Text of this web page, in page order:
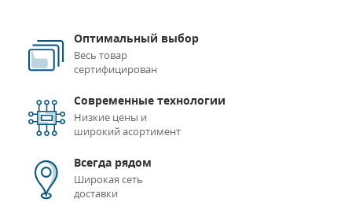
Оптимальный выбор
Весь товар
сертифицирован
Современные технологии
Низкие цены и
широкий асортимент
Всегда рядом
Широкая сеть
доставки